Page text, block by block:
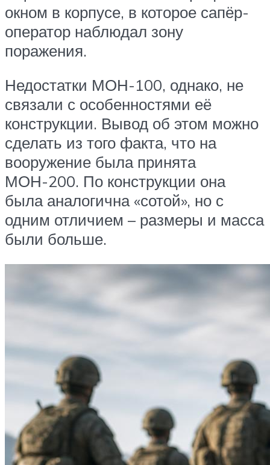
окном в корпусе, в которое сапёр-
оператор наблюдал зону
поражения.
Недостатки МОН-100, однако, не
связали с особенностями её
конструкции. Вывод об этом можно
сделать из того факта, что на
вооружение была принята
МОН-200. По конструкции она
была аналогична «сотой», но с
одним отличием – размеры и масса
были больше.